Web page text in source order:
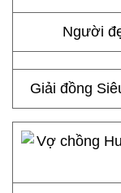
Người
Giải đồng